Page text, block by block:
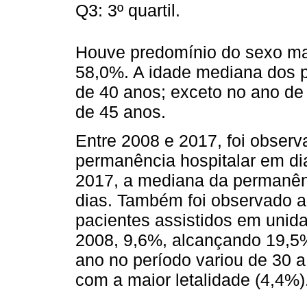
Q3: 3º quartil.
Houve predomínio do sexo
58,0%. A idade mediana dos
de 40 anos; exceto no ano
de 45 anos.
Entre 2008 e 2017, foi
permanência hospitalar em
2017, a mediana da
dias. Também foi observado
pacientes assistidos em
2008, 9,6%, alcançando
ano no período variou de 30
com a maior letalidade